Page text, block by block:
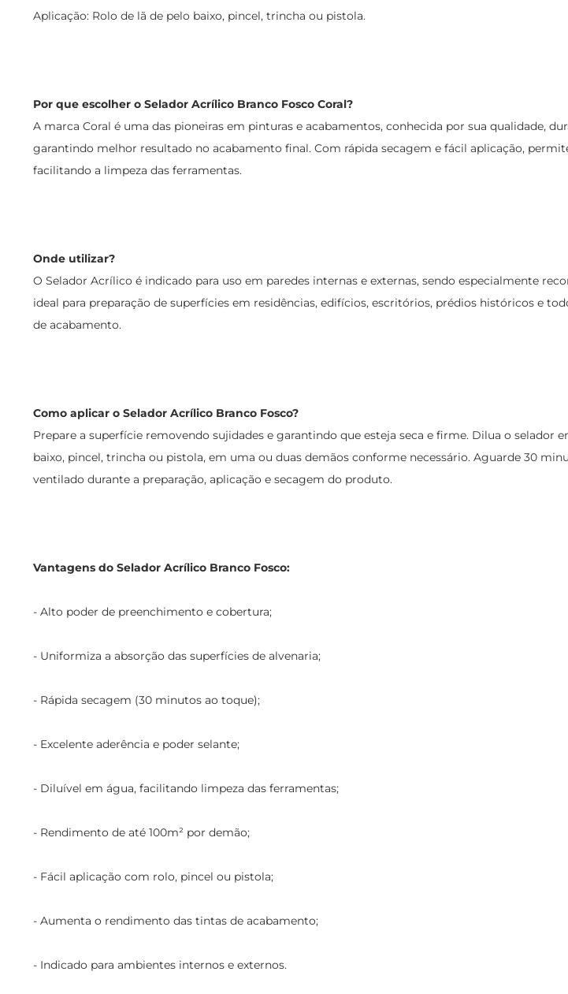
Aplicação: Rolo de lã de pelo baixo, pincel, trincha ou pistola.
Por que escolher o Selador Acrílico Branco Fosco Coral?
A marca Coral é uma das pioneiras em pinturas e acabamentos, conhecida por sua qualidade,
garantindo melhor resultado no acabamento final. Com rápida secagem e fácil aplicação,
facilitando a limpeza das ferramentas.
Onde utilizar?
O Selador Acrílico é indicado para uso em paredes internas e externas, sendo especialmente
ideal para preparação de superfícies em residências, edifícios, escritórios, prédios históricos e
de acabamento.
Como aplicar o Selador Acrílico Branco Fosco?
Prepare a superfície removendo sujidades e garantindo que esteja seca e firme. Dilua o
baixo, pincel, trincha ou pistola, em uma ou duas demãos conforme necessário. Aguarde 30
ventilado durante a preparação, aplicação e secagem do produto.
Vantagens do Selador Acrílico Branco Fosco:
- Alto poder de preenchimento e cobertura;
- Uniformiza a absorção das superfícies de alvenaria;
- Rápida secagem (30 minutos ao toque);
- Excelente aderência e poder selante;
- Diluível em água, facilitando limpeza das ferramentas;
- Rendimento de até 100m² por demão;
- Fácil aplicação com rolo, pincel ou pistola;
- Aumenta o rendimento das tintas de acabamento;
- Indicado para ambientes internos e externos.